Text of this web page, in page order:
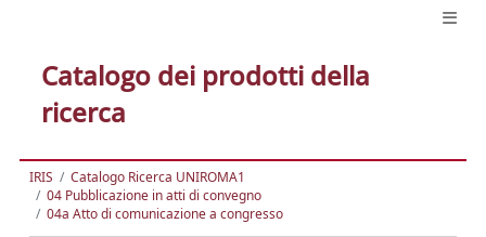
Catalogo dei prodotti della
ricerca
IRIS
Catalogo Ricerca UNIROMA1
04 Pubblicazione in atti di convegno
04a Atto di comunicazione a congresso